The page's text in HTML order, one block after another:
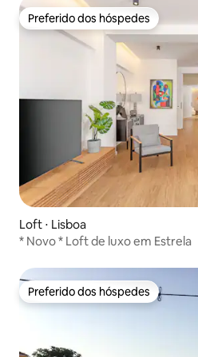
Preferido dos hóspedes
Preferido dos hóspedes
Loft ⋅ Lisboa
* Novo * Loft de luxo em Estrela
Preferido dos hóspedes
Preferido dos hóspedes